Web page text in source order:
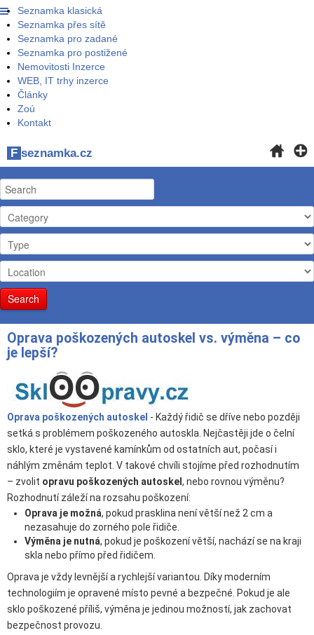
Seznamka klasická
Seznamka přes sítě
Seznamka pro zadané
Seznamka pro postižené
Nemovitosti Inzerce
WEB, IT trhy inzerce
Články
Zoú
Kontakt
F seznamka.cz
Search
Oprava poškozených autoskel vs. výměna – co
je lepší?
Oprava poškozených autoskel - Každý řidič se dříve nebo později
setká s problémem poškozeného autoskla. Nejčastěji jde o čelní
sklo, které je vystavené kamínkům od ostatních aut, počasí i
náhlým změnám teplot. V takové chvíli stojíme před rozhodnutím
– zvolit opravu poškozených autoskel , nebo rovnou výměnu?
Rozhodnutí záleží na rozsahu poškození:
Oprava je možná, pokud prasklina není větší než 2 cm a
nezasahuje do zorného pole řidiče.
Výměna je nutná, pokud je poškození větší, nachází se na kraji
skla nebo přímo před řidičem.
Oprava je vždy levnější a rychlejší variantou. Díky moderním
technologiím je opravené místo pevné a bezpečné. Pokud je ale
sklo poškozené příliš, výměna je jedinou možností, jak zachovat
bezpečnost provozu.